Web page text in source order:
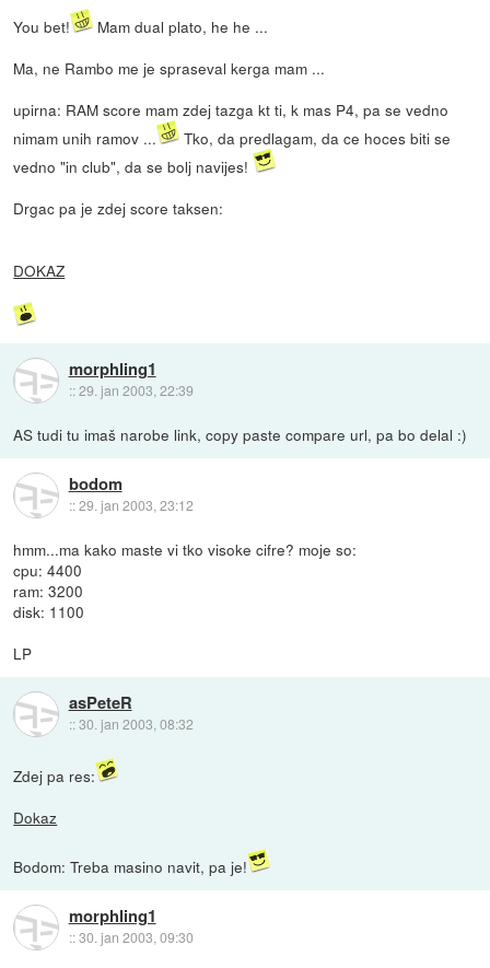
You bet!
Mam dual plato, he he ...
Ma, ne Rambo me je spraseval kerga mam ...
upirna: RAM score mam zdej tazga kt ti, k mas P4, pa se vedno
nimam unih ramov ...
Tko, da predlagam, da ce hoces biti se
vedno "in club", da se bolj navijes!
Drgac pa je zdej score taksen:
DOKAZ
morphling1
::29. jan 2003, 22:39
AS tudi tu imaš narobe link, copy paste compare url, pa bo delal :)
bodom
::29. jan 2003, 23:12
hmm...ma kako maste vi tko visoke cifre? moje so:
cpu: 4400
ram: 3200
disk: 1100
LP
asPeteR
::30. jan 2003, 08:32
Zdej pa res:
Dokaz
Bodom: Treba masino navit, pa je!
morphling1
::30. jan 2003, 09:30